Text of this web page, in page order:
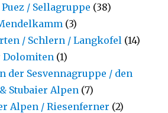
/ Sellagruppe (38)
(3)
/ Schlern / Langkofel (14)
Dolomiten (1)
der Sesvennagruppe / den
Stubaier Alpen (7)
Alpen / Riesenferner (2)